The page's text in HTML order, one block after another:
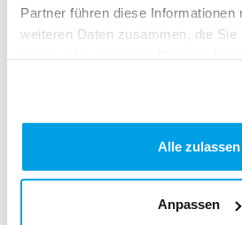
Partner führen diese Informationen
weiteren Daten zusammen, die Sie
Alle zulassen
Anpassen